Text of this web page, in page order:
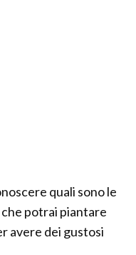
quali sono le
potrai piantare
avere dei gustosi